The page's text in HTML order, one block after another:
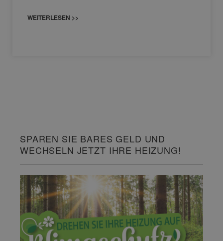
WEITERLESEN >>
SPAREN SIE BARES GELD UND
WECHSELN JETZT IHRE HEIZUNG!